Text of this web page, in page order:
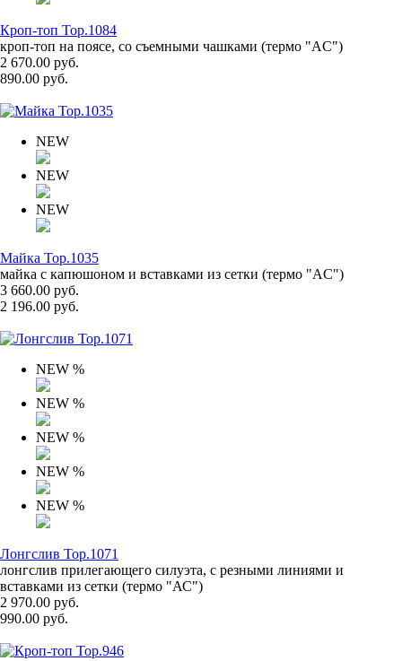
Кроп-топ Top.1084
кроп-топ на поясе, со съемными чашками (термо "AC")
2 670.00 руб.
890.00 руб.
NEW
NEW
NEW
Майка Top.1035
майка с капюшоном и вставками из сетки (термо "AC")
3 660.00 руб.
2 196.00 руб.
NEW %
NEW %
NEW %
NEW %
NEW %
Лонгслив Top.1071
лонгслив прилегающего силуэта, с резными линиями и
вставками из сетки (термо "АС")
2 970.00 руб.
990.00 руб.